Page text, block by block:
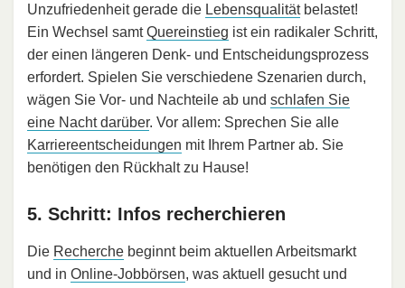
Unzufriedenheit gerade die Lebensqualitätbelastet!
Ein Wechsel samtQuereinstieg ist ein radikaler Schritt,
der einen längeren Denk- und Entscheidungsprozess
erfordert. Spielen Sie verschiedene Szenarien durch,
wägen Sie Vor- und Nachteile ab und schlafen Sie
eine Nacht darüber. Vor allem: Sprechen Sie alle
Karriereentscheidungen mit Ihrem Partner ab. Sie
benötigen den Rückhalt zu Hause!
5. Schritt: Infos recherchieren
Die Recherche beginnt beim aktuellen Arbeitsmarkt
und in Online-Jobbörsen, was aktuell gesucht und